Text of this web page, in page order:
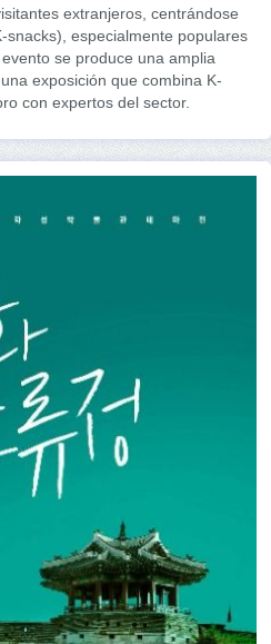
extranjeros, centrándose
especialmente populares
se produce una amplia
exposición que combina K-
con expertos del sector.